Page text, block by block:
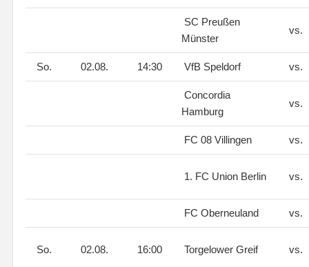
SC Preußen
Münster
vs.
So. 02.08. 14:30 VfB Speldorf vs.
Concordia
Hamburg
vs.
FC 08 Villingen vs.
1. FC Union Berlin vs.
FC Oberneuland vs.
So. 02.08. 16:00 Torgelower Greif vs.